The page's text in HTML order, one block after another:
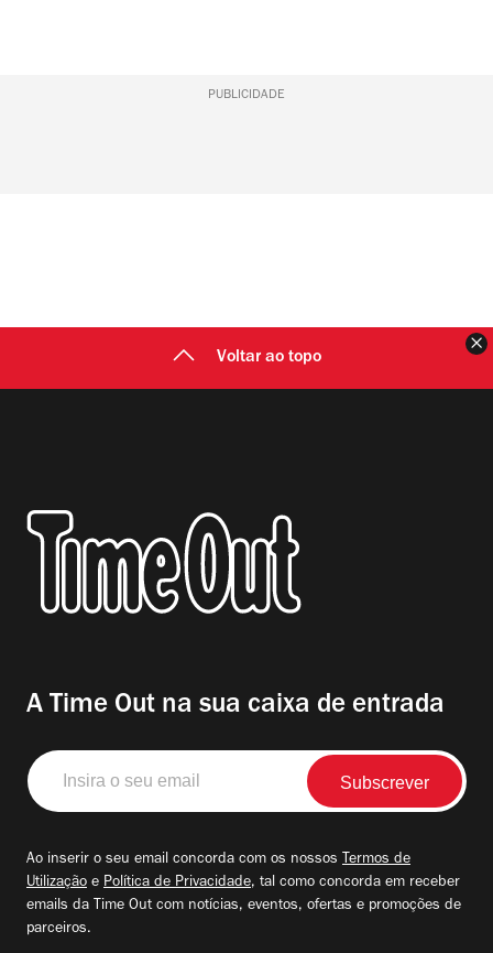
PUBLICIDADE
Voltar ao topo
A Time Out na sua caixa de entrada
Insira
o
seu
Ao inserir o seu email concorda com os nossos Termos de
Utilização e Política de Privacidade, tal como concorda em receber
emails da Time Out com notícias, eventos, ofertas e promoções de
parceiros.